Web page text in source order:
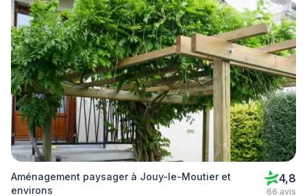
Aménagement paysager à Jouy-le-Moutier et
environs
4,8
66 avis